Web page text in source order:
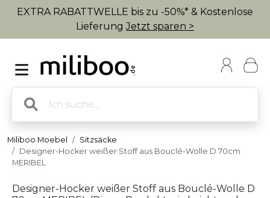
EXTRA RABATTWELLE bis zu -50%* & Kostenlose
LieferungJetzt sparen >
Miliboo Moebel
Sitzsäcke
Designer-Hocker weißer Stoff aus Bouclé-Wolle D 70cm
MERIBEL
Designer-Hocker weißer Stoff aus Bouclé-Wolle D